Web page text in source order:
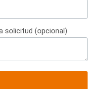
solicitud (opcional)